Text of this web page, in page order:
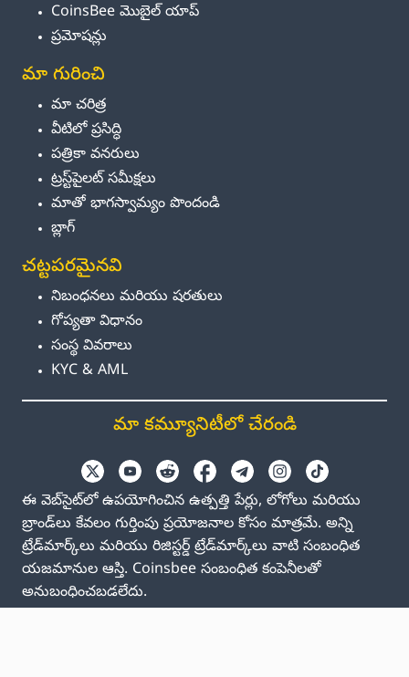
CoinsBee మొబైల్ యాప్
ప్రమోషన్లు
మా గురించి
మా చరిత్ర
వీటిలో ప్రసిద్ధి
పత్రికా వనరులు
ట్రస్ట్‌పైలట్ సమీక్షలు
మాతో భాగస్వామ్యం పొందండి
బ్లాగ్
చట్టపరమైనవి
నిబంధనలు మరియు షరతులు
గోప్యతా విధానం
సంస్థ వివరాలు
KYC & AML
మా కమ్యూనిటీలో చేరండి
ఈ వెబ్‌సైట్‌లో ఉపయోగించిన ఉత్పత్తి పేర్లు, లోగోలు మరియు
బ్రాండ్‌లు కేవలం గుర్తింపు ప్రయోజనాల కోసం మాత్రమే. అన్ని
ట్రేడ్‌మార్క్‌లు మరియు రిజిస్టర్డ్ ట్రేడ్‌మార్క్‌లు వాటి సంబంధిత
యజమానుల ఆస్తి. Coinsbee సంబంధిత కంపెనీలతో
అనుబంధించబడలేదు.